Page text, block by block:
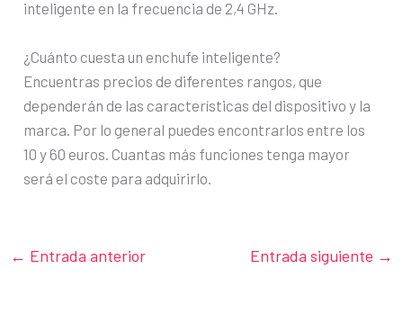
inteligente en la frecuencia de 2,4 GHz.
¿Cuánto cuesta un enchufe inteligente?
Encuentras precios de diferentes rangos, que
dependerán de las características del dispositivo y la
marca. Por lo general puedes encontrarlos entre los
10 y 60 euros. Cuantas más funciones tenga mayor
será el coste para adquirirlo.
← Entrada anterior Entrada siguiente →